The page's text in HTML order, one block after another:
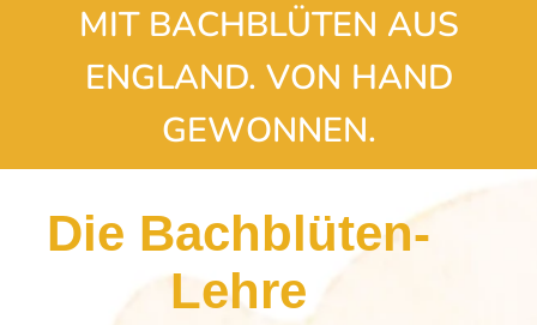
MIT BACHBLÜTEN AUS
ENGLAND. VON HAND
GEWONNEN.
Die Bachblüten-
Lehre